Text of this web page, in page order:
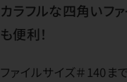
カラフルな四角いフ
も便利！
ファイルサイズ＃140ま